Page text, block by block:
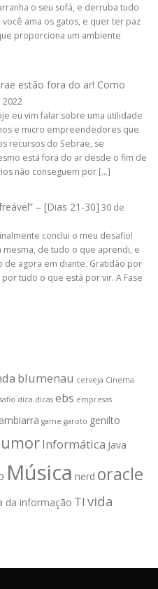
o seu sofá, e derruba tudo
você ama os gatos, e quer ter paz
proporciona um ambiente
estão fora do ar! Como
2022
eu vim falar sobre uma utilidade
e micro empreendedores que
recursos do Sebrae, se
está fora do ar desde o fim de
não conseguem por […]
– [Dias 21-30] 30 de
conclui o meu desafio!
mesma, de tudo o que aprendi, e
de agora em diante. Gratidão por
tudo o que está por vir. A Fase
blumenau cerveja Cinema
dica dicas ebs empresas
game garoto genilto
Informática Java
Música nerd oracle
da informação TI vida